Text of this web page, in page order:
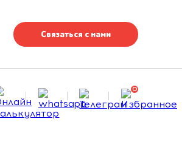
Связаться с нами
0